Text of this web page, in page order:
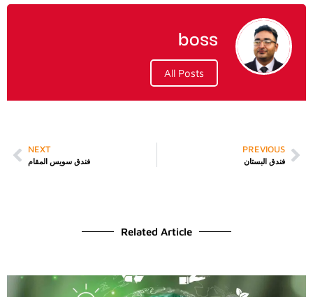
boss
All Posts
PREVIOUS
فندق البستان
NEXT
فندق سويس المقام
Related Article